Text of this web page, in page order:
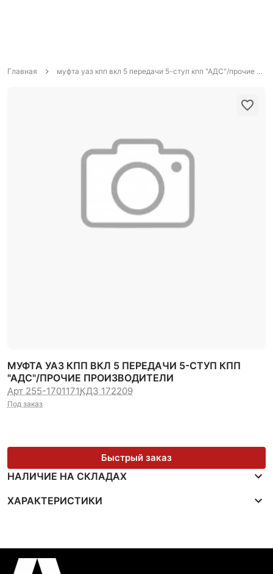
Главная муфта уаз кпп вкл 5 передачи 5-ступ кпп "АДС"/прочие производители
МУФТА УАЗ КПП ВКЛ 5 ПЕРЕДАЧИ 5-СТУП КПП
"АДС"/ПРОЧИЕ ПРОИЗВОДИТЕЛИ
Арт 255-1701171КДЗ 172209
Под заказ
Быстрый заказ
НАЛИЧИЕ НА СКЛАДАХ
ХАРАКТЕРИСТИКИ